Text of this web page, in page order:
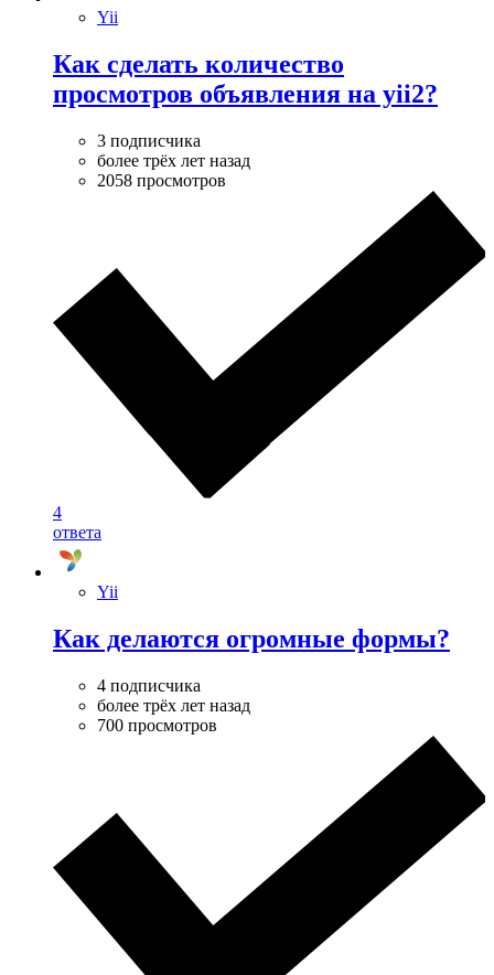
Yii
Как сделать количество
просмотров объявления на yii2?
3 подписчика
более трёх лет назад
2058 просмотров
4
ответа
Yii
Как делаются огромные формы?
4 подписчика
более трёх лет назад
700 просмотров